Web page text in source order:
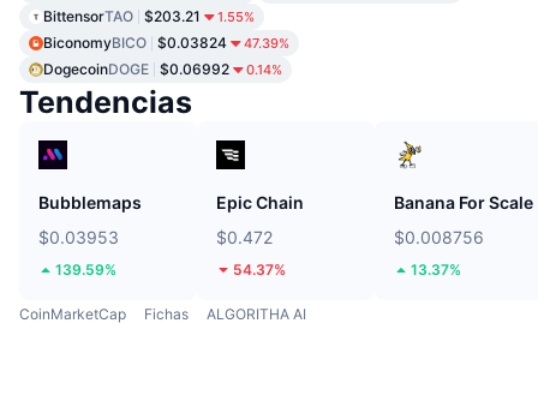
BittensorTAO $203.21 1.55%
BiconomyBICO $0.03824 47.39%
DogecoinDOGE $0.06992 0.14%
Tendencias
Bubblemaps
$0.03953
139.59%
Epic Chain
$0.472
54.37%
Banana For Scale
$0.008756
13.37%
CoinMarketCap Fichas ALGORITHA AI